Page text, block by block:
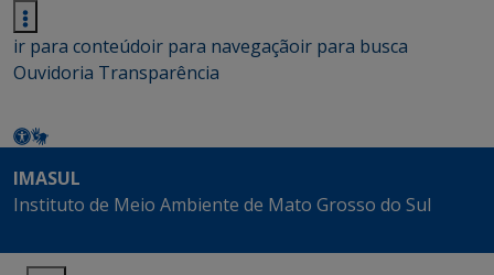
ir para conteúdoir para navegaçãoir para busca
Ouvidoria Transparência
IMASUL
Instituto de Meio Ambiente de Mato Grosso do Sul